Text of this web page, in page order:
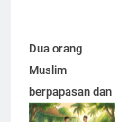
Dua orang
Muslim
berpapasan dan
saling bertegur